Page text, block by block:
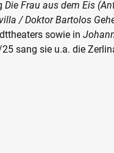
Die Frau aus dem Eis
/ Doktor Bartolos
sowie in
sang sie u.a. die